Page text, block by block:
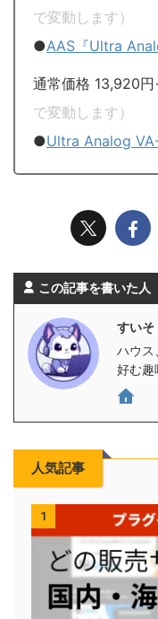
で変動します）
●AAS『Ultra
通常価格 13,920
で変動します）
●Ultra Analog
この記事を書いた人
すいそ
ハウス
好む趣
人気記事
1